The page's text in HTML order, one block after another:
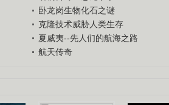
卧龙岗生物化石之谜
克隆技术威胁人类生存
夏威夷--先人们的航海之路
航天传奇